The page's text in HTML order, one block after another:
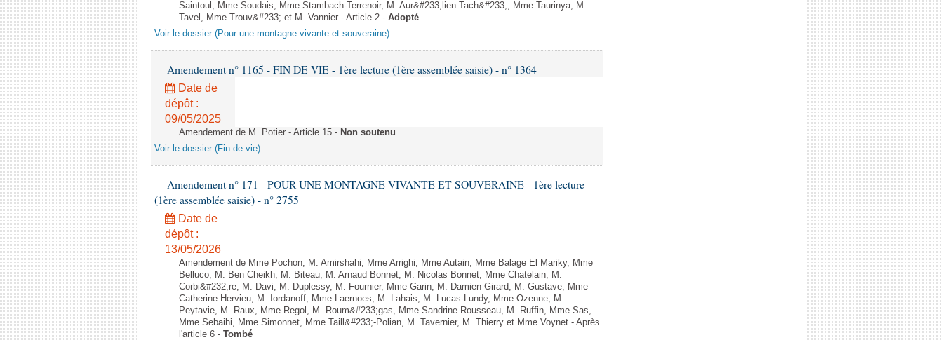
Saintoul, Mme Soudais, Mme Stambach-Terrenoir, M. Aur&#233;lien Tach&#233;, Mme Taurinya, M.
Tavel, Mme Trouv&#233; et M. Vannier - Article 2 - Adopté
Voir le dossier (Pour une montagne vivante et souveraine)
Amendement n° 1165 - FIN DE VIE - 1ère lecture (1ère assemblée saisie) - n° 1364
Date de
dépôt :
09/05/2025
Amendement de M. Potier - Article 15 - Non soutenu
Voir le dossier (Fin de vie)
Amendement n° 171 - POUR UNE MONTAGNE VIVANTE ET SOUVERAINE - 1ère lecture
(1ère assemblée saisie) - n° 2755
Date de
dépôt :
13/05/2026
Amendement de Mme Pochon, M. Amirshahi, Mme Arrighi, Mme Autain, Mme Balage El Mariky, Mme
Belluco, M. Ben Cheikh, M. Biteau, M. Arnaud Bonnet, M. Nicolas Bonnet, Mme Chatelain, M.
Corbi&#232;re, M. Davi, M. Duplessy, M. Fournier, Mme Garin, M. Damien Girard, M. Gustave, Mme
Catherine Hervieu, M. Iordanoff, Mme Laernoes, M. Lahais, M. Lucas-Lundy, Mme Ozenne, M.
Peytavie, M. Raux, Mme Regol, M. Roum&#233;gas, Mme Sandrine Rousseau, M. Ruffin, Mme Sas,
Mme Sebaihi, Mme Simonnet, Mme Taill&#233;-Polian, M. Tavernier, M. Thierry et Mme Voynet - Après
l'article 6 - Tombé